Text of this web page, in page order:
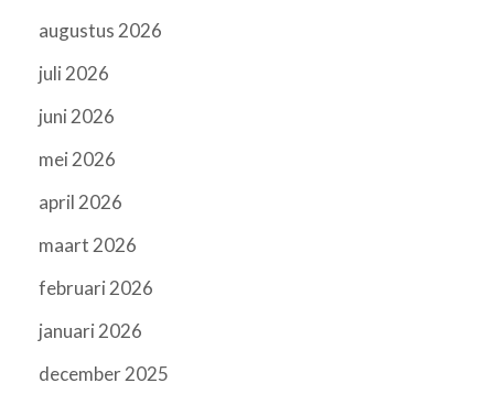
augustus 2026
juli 2026
juni 2026
mei 2026
april 2026
maart 2026
februari 2026
januari 2026
december 2025